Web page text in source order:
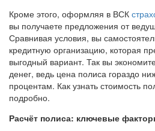
Кроме этого, оформляя в ВСК
вы получаете предложения от
Сравнивая условия, вы
кредитную организацию, которая
выгодный вариант. Так вы
денег, ведь цена полиса гораздо
процентам. Как узнать стоимость
подробно.
Расчёт полиса: ключевые